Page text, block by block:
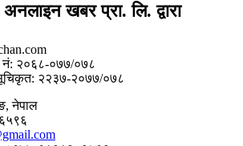
खबर प्रा. लि. द्वारा
नं: २०६८-०७७/०७८
२२३७-२०७७/०७८
नेपाल